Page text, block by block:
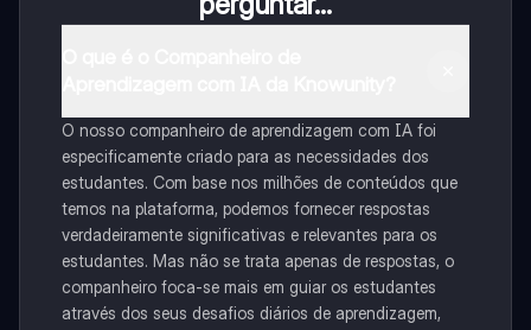
O nosso companheiro de aprendizagem com IA foi
especificamente criado para as necessidades dos
estudantes. Com base nos milhões de conteúdos que
temos na plataforma, podemos fornecer respostas
verdadeiramente significativas e relevantes para os
estudantes. Mas não se trata apenas de respostas, o
companheiro foca-se mais em guiar os estudantes
através dos seus desafios diários de aprendizagem,